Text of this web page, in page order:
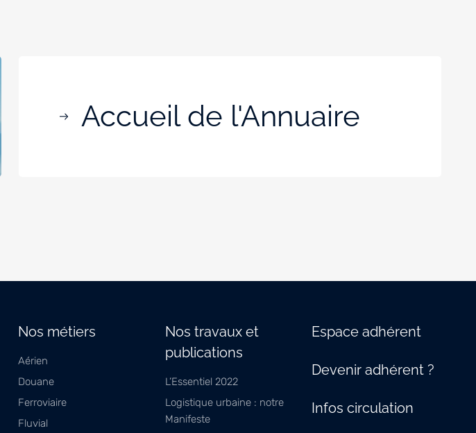
Accueil de l'Annuaire
Nos métiers
Aérien
Douane
Ferroviaire
Fluvial
Nos travaux et
publications
L’Essentiel 2022
Logistique urbaine : notre
Manifeste
Espace adhérent
Devenir adhérent ?
Infos circulation